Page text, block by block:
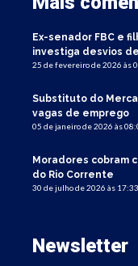
Ex-senador FBC e
investiga desvios
25 de fevereiro de 2026 às
Substituto do
vagas de emprego
05 de janeiro de 2026 às
Moradores cobram
do Rio Corrente
30 de julho de 2026 às 17:33
Newsletter